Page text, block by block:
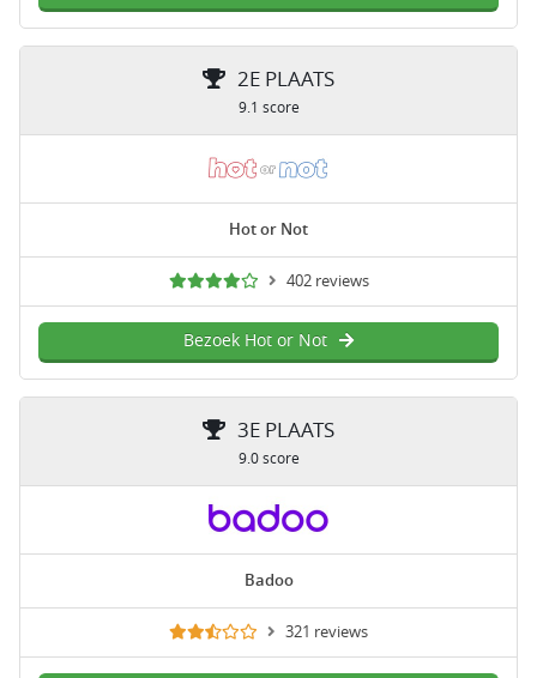
2E PLAATS
9.1 score
Hot or Not
402 reviews
Bezoek Hot or Not
3E PLAATS
9.0 score
Badoo
321 reviews